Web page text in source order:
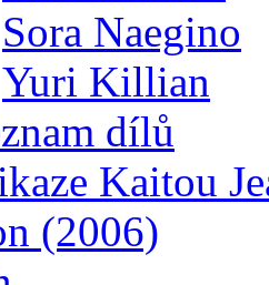
Sora Naegino
Yuri Killian
dílů
Kaitou
(2006)